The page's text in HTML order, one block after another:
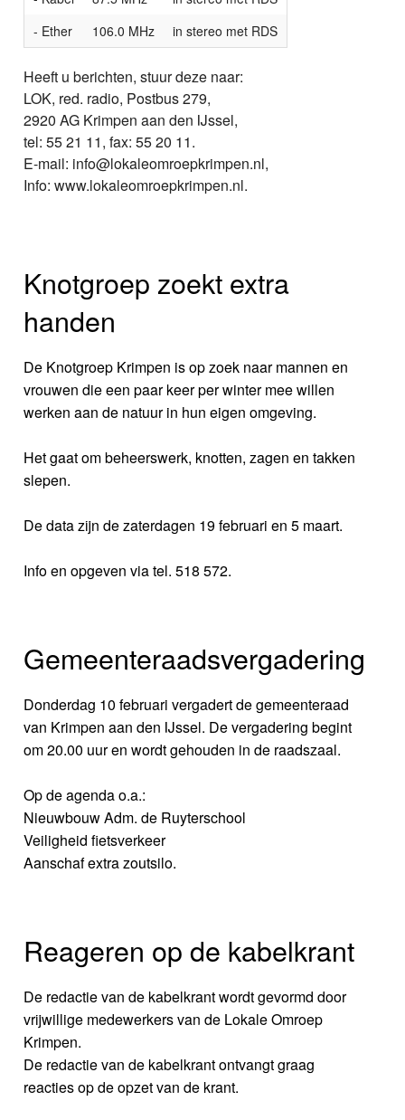
- Ether
106.0 MHz in stereo met RDS
Heeft u berichten, stuur deze naar:
LOK, red. radio, Postbus 279,
2920 AG Krimpen aan den IJssel,
tel: 55 21 11, fax: 55 20 11.
E-mail: info@lokaleomroepkrimpen.nl,
Info: www.lokaleomroepkrimpen.nl.
Knotgroep zoekt extra
handen
De Knotgroep Krimpen is op zoek naar mannen en
vrouwen die een paar keer per winter mee willen
werken aan de natuur in hun eigen omgeving.
Het gaat om beheerswerk, knotten, zagen en takken
slepen.
De data zijn de zaterdagen 19 februari en 5 maart.
Info en opgeven via tel. 518 572.
Gemeenteraadsvergadering
Donderdag 10 februari vergadert de gemeenteraad
van Krimpen aan den IJssel. De vergadering begint
om 20.00 uur en wordt gehouden in de raadszaal.
Op de agenda o.a.:
Nieuwbouw Adm. de Ruyterschool
Veiligheid fietsverkeer
Aanschaf extra zoutsilo.
Reageren op de kabelkrant
De redactie van de kabelkrant wordt gevormd door
vrijwillige medewerkers van de Lokale Omroep
Krimpen.
De redactie van de kabelkrant ontvangt graag
reacties op de opzet van de krant.